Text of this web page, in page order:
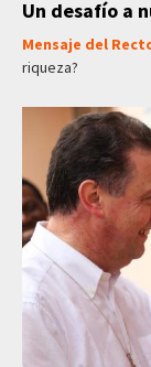
Un desafío a
Mensaje del
riqueza?